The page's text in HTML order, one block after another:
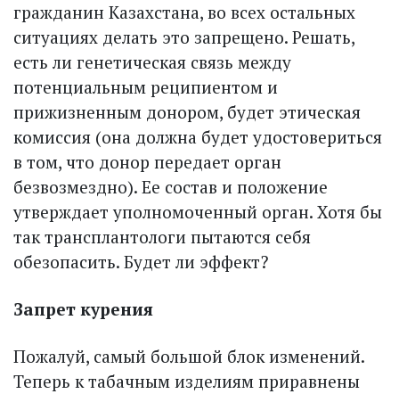
гражданин Казахстана, во всех остальных
ситуациях делать это запрещено. Решать,
есть ли генетическая связь между
потенциальным реципиентом и
прижизненным донором, будет этическая
комиссия (она должна будет удостовериться
в том, что донор передает орган
безвозмездно). Ее состав и положение
утверждает уполномоченный орган. Хотя бы
так трансплантологи пытаются себя
обезопасить. Будет ли эффект?
Запрет курения
Пожалуй, самый большой блок изменений.
Теперь к табачным изделиям приравнены